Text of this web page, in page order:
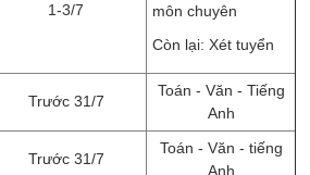
1-3/7
môn chuyên
Còn lại: Xét tuyển
Trước 31/7
Toán - Văn - Tiếng
Anh
Trước 31/7
Toán - Văn - tiếng
Anh